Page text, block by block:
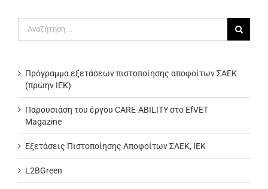
Πρόγραμμα εξετάσεων πιστοποίησης αποφοίτων ΣΑΕΚ
(πρώην ΙΕΚ)
Παρουσιάση του έργου CARE-ABILITY στο EfVET
Magazine
Εξετάσεις Πιστοποίησης Αποφοίτων ΣΑΕΚ, ΙΕΚ
L2BGreen